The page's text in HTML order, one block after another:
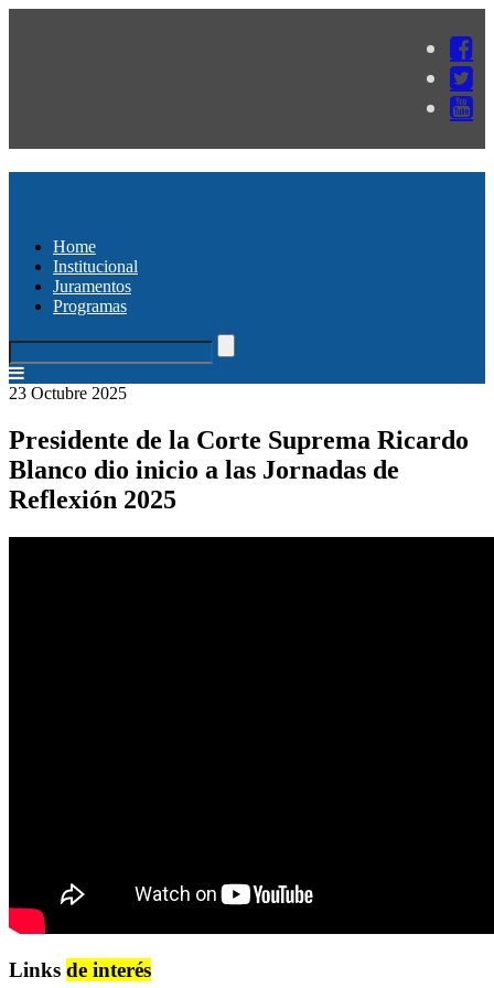
Home
Institucional
Juramentos
Programas
23 Octubre 2025
Presidente de la Corte Suprema Ricardo
Blanco dio inicio a las Jornadas de
Reflexión 2025
Links de interés